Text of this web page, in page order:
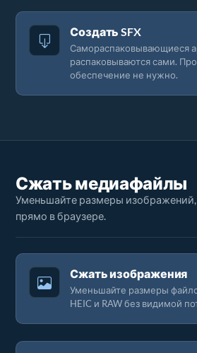
Создать SFX
Самораспаковывающиеся
распаковываются сами.
обеспечение не нужно.
Сжать медиафайлы
Уменьшайте размеры изображений,
прямо в браузере.
Сжать изображения
Уменьшайте размеры
HEIC и RAW без видимой